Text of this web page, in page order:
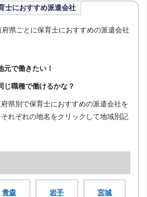
士におすすめ派遣会社
県ごとに保育士におすすめの派遣会社
元で働きたい！
じ職種で働けるかな？
県別で保育士におすすめの派遣会社を
れぞれの地名をクリックして地域別記
青森 岩手 宮城